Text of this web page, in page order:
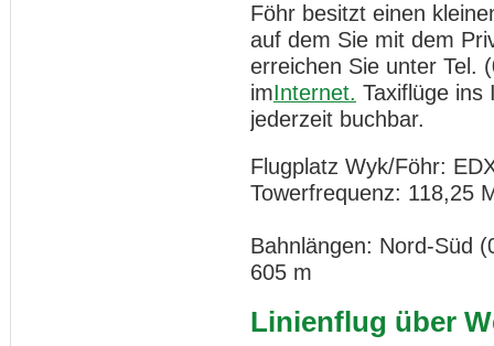
Föhr besitzt einen
auf dem Sie mit dem
erreichen Sie unter Tel.
imInternet. Taxiflüge ins
jederzeit buchbar.
Flugplatz Wyk/Föhr:
Towerfrequenz: 118,25
Bahnlängen: Nord-Süd
605 m
Linienflug über